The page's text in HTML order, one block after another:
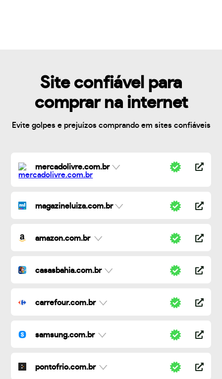
Site confiável para
comprar na internet
Evite golpes e prejuízos comprando em sites confiáveis
mercadolivre.com.br
magazineluiza.com.br
amazon.com.br
casasbahia.com.br
carrefour.com.br
samsung.com.br
pontofrio.com.br